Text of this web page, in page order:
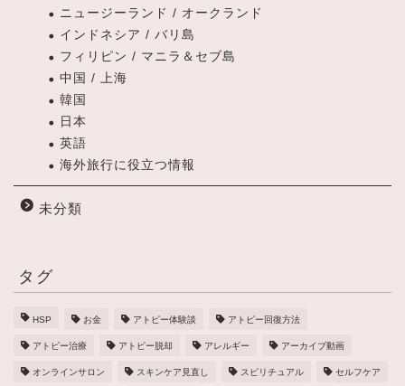
ニュージーランド / オークランド
インドネシア / バリ島
フィリピン / マニラ＆セブ島
中国 / 上海
韓国
日本
英語
海外旅行に役立つ情報
未分類
タグ
HSP お金 アトピー体験談 アトピー回復方法
アトピー治療 アトピー脱却 アレルギー アーカイブ動画
オンラインサロン スキンケア見直し スピリチュアル セルフケア